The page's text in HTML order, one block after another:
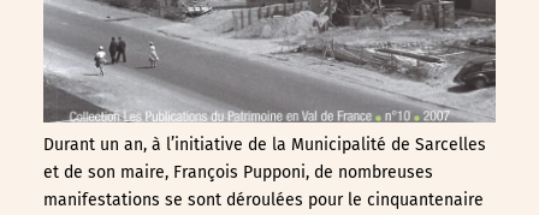
Durant un an, à l’initiative de la Municipalité de Sarcelles
et de son maire, François Pupponi, de nombreuses
manifestations se sont déroulées pour le cinquantenaire